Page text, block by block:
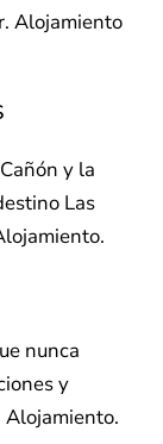
Alojamiento
y la
Las
nunca
y
Alojamiento.